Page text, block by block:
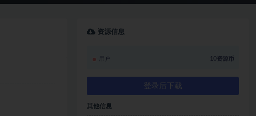
资源信息
用户 10资源币
登录后下载
其他信息